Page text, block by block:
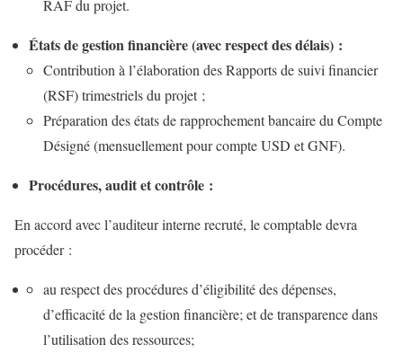
RAF du projet.
États de gestion financière (avec respect des délais) :
Contribution à l’élaboration des Rapports de suivi financier
(RSF) trimestriels du projet ;
Préparation des états de rapprochement bancaire du Compte
Désigné (mensuellement pour compte USD et GNF).
Procédures, audit et contrôle :
En accord avec l’auditeur interne recruté, le comptable devra
procéder :
au respect des procédures d’éligibilité des dépenses,
d’efficacité de la gestion financière; et de transparence dans
l’utilisation des ressources;